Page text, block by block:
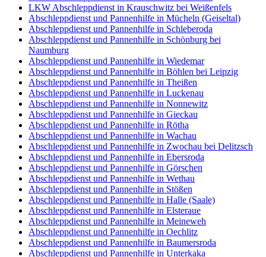
LKW Abschleppdienst in Krauschwitz bei Weißenfels
Abschleppdienst und Pannenhilfe in Mücheln (Geiseltal)
Abschleppdienst und Pannenhilfe in Schleberoda
Abschleppdienst und Pannenhilfe in Schönburg bei
Naumburg
Abschleppdienst und Pannenhilfe in Wiedemar
Abschleppdienst und Pannenhilfe in Böhlen bei Leipzig
Abschleppdienst und Pannenhilfe in Theißen
Abschleppdienst und Pannenhilfe in Luckenau
Abschleppdienst und Pannenhilfe in Nonnewitz
Abschleppdienst und Pannenhilfe in Gieckau
Abschleppdienst und Pannenhilfe in Rötha
Abschleppdienst und Pannenhilfe in Wachau
Abschleppdienst und Pannenhilfe in Zwochau bei Delitzsch
Abschleppdienst und Pannenhilfe in Ebersroda
Abschleppdienst und Pannenhilfe in Görschen
Abschleppdienst und Pannenhilfe in Wethau
Abschleppdienst und Pannenhilfe in Stößen
Abschleppdienst und Pannenhilfe in Halle (Saale)
Abschleppdienst und Pannenhilfe in Elsteraue
Abschleppdienst und Pannenhilfe in Meineweh
Abschleppdienst und Pannenhilfe in Oechlitz
Abschleppdienst und Pannenhilfe in Baumersroda
Abschleppdienst und Pannenhilfe in Unterkaka